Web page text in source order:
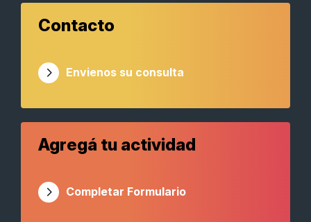
Contacto
Envienos su consulta
Agregá tu actividad
Completar Formulario